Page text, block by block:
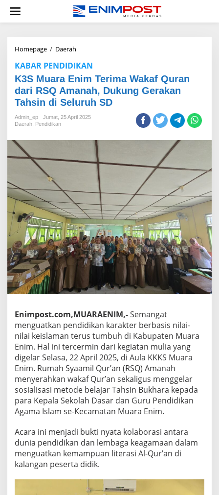
konten
Homepage / Daerah
Enim
Terima
Wakaf
Quran
dari
Amanah,
Seluruh
KABAR PENDIDIKAN
K3S Muara Enim Terima Wakaf Quran
dari RSQ Amanah, Dukung Gerakan
Tahsin di Seluruh SD
Admin_ep
Jumat, 25 April 2025
Daerah Pendidikan
Enimpost.com,MUARAENIM,-Semangat
menguatkan pendidikan karakter berbasis nilai-
nilai keislaman terus tumbuh di Kabupaten Muara
Enim. Hal ini tercermin dari kegiatan mulia yang
digelar Selasa, 22 April 2025, di Aula KKKS Muara
Enim. Rumah Syaamil Qur’an (RSQ) Amanah
menyerahkan wakaf Qur’an sekaligus menggelar
sosialisasi metode belajar Tahsin Bukhara kepada
para Kepala Sekolah Dasar dan Guru Pendidikan
Agama Islam se-Kecamatan Muara Enim.
Acara ini menjadi bukti nyata kolaborasi antara
dunia pendidikan dan lembaga keagamaan dalam
menguatkan kemampuan literasi Al-Qur’an di
kalangan peserta didik.